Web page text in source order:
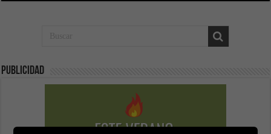
Publicidad